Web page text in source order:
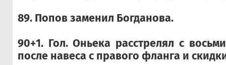
89. Попов заменил Богданова.
90+1. Гол. Оньека расстрелял с
после навеса с правого фланга и